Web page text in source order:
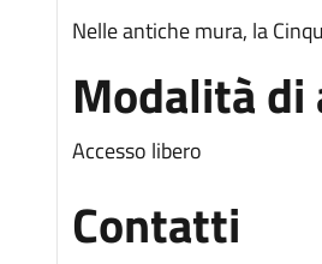
Nelle antiche mura, la
Modalità di
Accesso libero
Contatti